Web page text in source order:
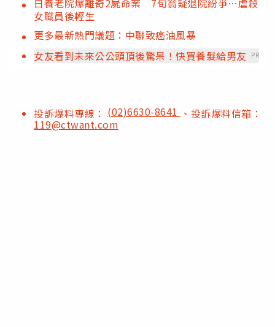
女職員後輕生
更多最新熱門議題：中聯致癌油風暴
女友看到未來公公頭頂後驚呆！快買養髮給男友
PR
投訴爆料專線： (02)6630-8641 、投訴爆料信箱：
119@ctwant.com